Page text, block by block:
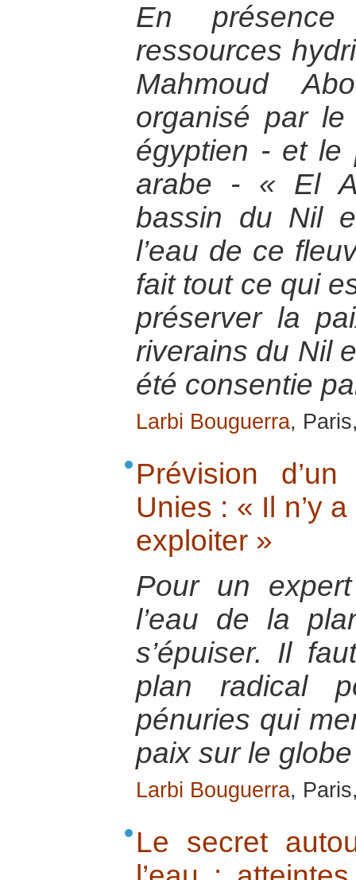
En
ressources
Mahmoud
organisé par
égyptien - et le
arabe - « El
bassin du Nil
l’eau de ce
fait tout ce qui
préserver la
riverains du Nil
été consentie
Larbi Bouguerra,
Prévision
Unies : « Il n’y
exploiter »
Pour un
l’eau de la
s’épuiser. Il
plan radical
pénuries qui
paix sur le
Larbi Bouguerra,
Le secret